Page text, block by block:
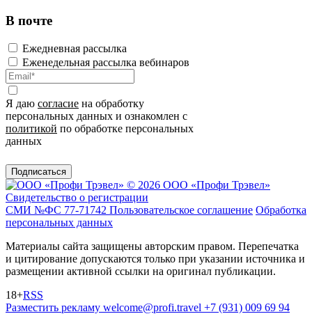
В почте
Ежедневная рассылка
Еженедельная рассылка вебинаров
Я даю согласие на обработку
персональных данных и ознакомлен с
политикой по обработке персональных
данных
Подписаться
© 2026 ООО «Профи Трэвeл»
Свидетельство о регистрации
СМИ №ФС 77-71742 Пользовательское соглашение Обработка
персональных данных
Материалы сайта защищены авторским правом. Перепечатка
и цитирование допускаются только при указании источника и
размещении активной ссылки на оригинал публикации.
18+RSS
Разместить рекламу welcome@profi.travel +7 (931) 009 69 94